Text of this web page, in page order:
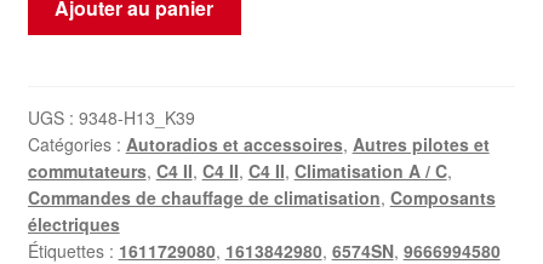
Citroën
C4
II
9666994580
6574SN
Ajouter au panier
UGS : 9348-H13_K39
Catégories : Autoradios et accessoires, Autres pilotes et
commutateurs, C4 II, C4 II, C4 II, Climatisation A / C,
Commandes de chauffage de climatisation, Composants
électriques
Étiquettes : 1611729080, 1613842980, 6574SN, 9666994580